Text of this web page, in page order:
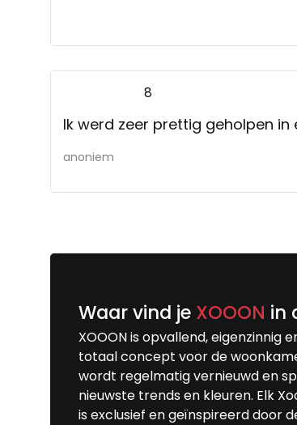
8
Ik werd zeer prettig geholpen
anoniem
Waar vind je XOOON in
XOOON is opvallend, eigenzinnig
totaal concept voor de
wordt regelmatig vernieuwd en
nieuwste trends en kleuren. Elk
is exclusief en geïnspireerd door